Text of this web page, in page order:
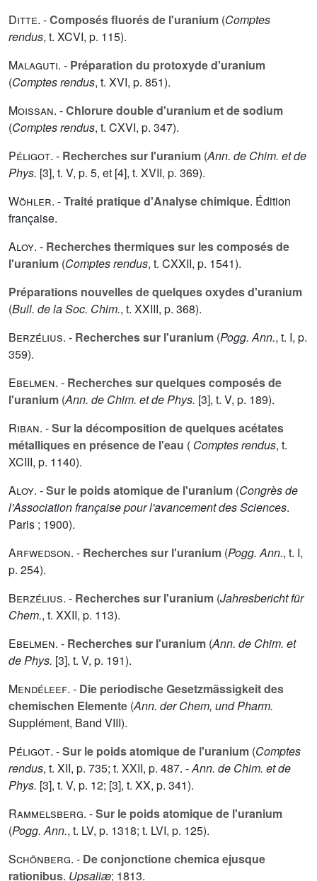
Ditte. -Composés fluorés de l'uranium (Comptes
rendus, t. XCVI, p. 115).
Malaguti. - Préparation du protoxyde d'uranium
(Comptes rendus, t. XVI, p. 851).
Moissan. -Chlorure double d'uranium et de sodium
(Comptes rendus, t. CXVI, p. 347).
Péligot. - Recherches sur l'uranium (Ann. de Chim. et de
Phys. [3], t. V, p. 5, et [4], t. XVII, p. 369).
Wöhler. -Traité pratique d'Analyse chimique. Édition
française.
Aloy. - Recherches thermiques sur les composés de
l'uranium (Comptes rendus, t. CXXII, p. 1541).
Préparations nouvelles de quelques oxydes d'uranium
(Bull. de la Soc. Chim., t. XXIII, p. 368).
Berzélius. - Recherches sur l'uranium (Pogg. Ann., t. I, p.
359).
Ebelmen. - Recherches sur quelques composés de
l'uranium (Ann. de Chim. et de Phys. [3], t. V, p. 189).
Riban. -Sur la décomposition de quelques acétates
métalliques en présence de l'eau ( Comptes rendus, t.
XCIII, p. 1140).
Aloy. -Sur le poids atomique de l'uranium (Congrès de
l'Association française pour l'avancement des Sciences.
Paris ; 1900).
Arfwedson. - Recherches sur l'uranium (Pogg. Ann., t. I,
p. 254).
Berzélius. - Recherches sur l'uranium (Jahresbericht für
Chem., t. XXII, p. 113).
Ebelmen. - Recherches sur l'uranium (Ann. de Chim. et
de Phys. [3], t. V, p. 191).
Mendéleef. - Die periodische Gesetzmässigkeit des
chemischen Elemente (Ann. der Chem, und Pharm.
Supplément, Band VIII).
Péligot. -Sur le poids atomique de l'uranium (Comptes
rendus, t. XII, p. 735; t. XXII, p. 487. -Ann. de Chim. et de
Phys. [3], t. V, p. 12; [3], t. XX, p. 341).
Rammelsberg. -Sur le poids atomique de l'uranium
(Pogg. Ann., t. LV, p. 1318; t. LVI, p. 125).
Schönberg. - De conjonctione chemica ejusque
rationibus. Upsaliæ; 1813.